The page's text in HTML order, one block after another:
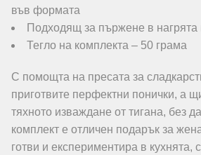
във формата
Подходящ за пържене в нагрята
Тегло на комплекта – 50 грама
С помощта на пресата за
приготвите перфектни понички, а
тяхното изваждане от тигана, без
комплект е отличен подарък за
готви и експериментира в кухнята,